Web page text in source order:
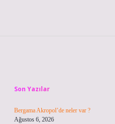
Son Yazılar
Bergama Akropol’de neler var ?
Ağustos 6, 2026